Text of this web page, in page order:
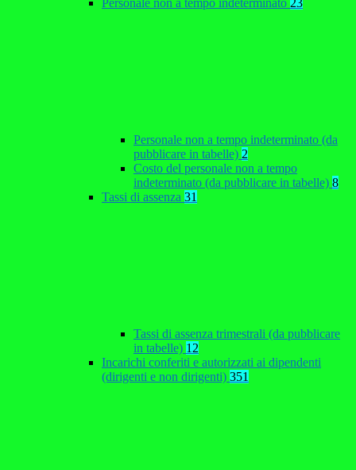
Personale non a tempo indeterminato 23
Personale non a tempo indeterminato (da
pubblicare in tabelle) 2
Costo del personale non a tempo
indeterminato (da pubblicare in tabelle) 8
Tassi di assenza 31
Tassi di assenza trimestrali (da pubblicare
in tabelle) 12
Incarichi conferiti e autorizzati ai dipendenti
(dirigenti e non dirigenti) 351